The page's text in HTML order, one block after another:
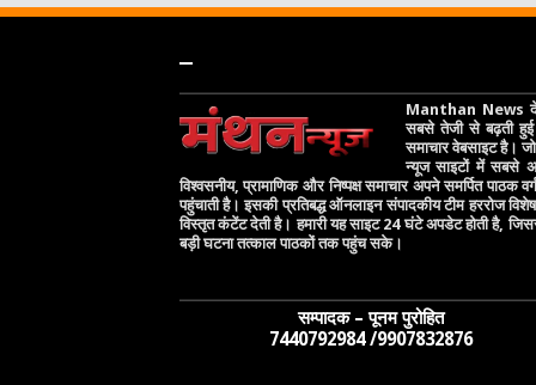
–
Manthan News
सबसे तेजी से बढ़ती हुई
समाचार वेबसाइट है। जो
न्यूज साइटों में सबसे
विश्वसनीय, प्रामाणिक और निष्पक्ष समाचार अपने समर्पित पाठक
पहुंचाती है। इसकी प्रतिबद्ध ऑनलाइन संपादकीय टीम हररोज
विस्तृत कंटेंट देती है। हमारी यह साइट 24 घंटे अपडेट होती है,
बड़ी घटना तत्काल पाठकों तक पहुंच सके।
सम्पादक – पूनम पुरोहित
7440792984 /9907832876